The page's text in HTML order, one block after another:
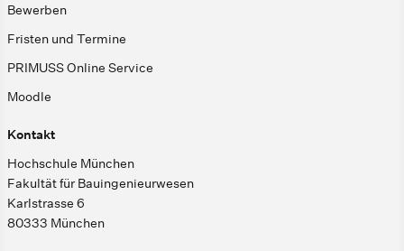
Bewerben
Fristen und Termine
PRIMUSS Online Service
Moodle
Kontakt
Hochschule München
Fakultät für Bauingenieurwesen
Karlstrasse 6
80333 München